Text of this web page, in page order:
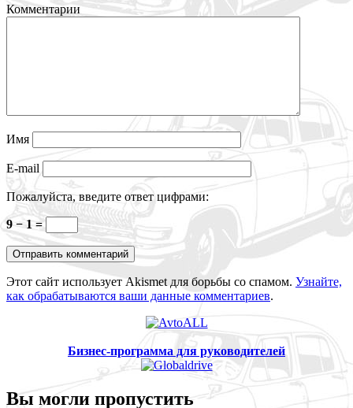
Комментарии
Имя
E-mail
Пожалуйста, введите ответ цифрами:
9 − 1 =
Этот сайт использует Akismet для борьбы со спамом. Узнайте,
как обрабатываются ваши данные комментариев.
Бизнес-программа для руководителей
Вы могли пропустить